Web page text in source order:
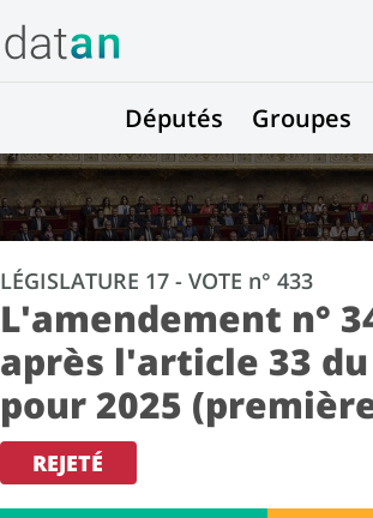
Députés Groupes
LÉGISLATURE 17 - VOTE n° 433
L'amendement n°
après l'article 33
pour 2025
REJETÉ